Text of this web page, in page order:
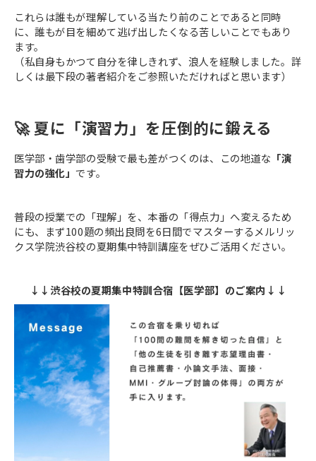
これらは誰もが理解している当たり前のことであると同時
に、誰もが目を細めて逃げ出したくなる苦しいことでもあり
ます。
（私自身もかつて自分を律しきれず、浪人を経験しました。詳
しくは最下段の著者紹介をご参照いただければと思います）
🚀 夏に「演習力」を圧倒的に鍛える
医学部・歯学部の受験で最も差がつくのは、この地道な 「演
習力の強化」です。
普段の授業での「理解」を、本番の「得点力」へ変えるため
にも、まず100題の頻出良問を6日間でマスターするメルリッ
クス学院渋谷校の夏期集中特訓講座をぜひご活用ください。
↓↓渋谷校の夏期集中特訓合宿【医学部】のご案内↓↓